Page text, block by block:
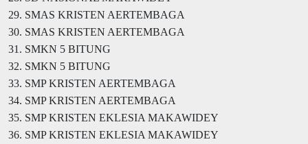
29. SMAS KRISTEN AERTEMBAGA
30. SMAS KRISTEN AERTEMBAGA
31. SMKN 5 BITUNG
32. SMKN 5 BITUNG
33. SMP KRISTEN AERTEMBAGA
34. SMP KRISTEN AERTEMBAGA
35. SMP KRISTEN EKLESIA MAKAWIDEY
36. SMP KRISTEN EKLESIA MAKAWIDEY